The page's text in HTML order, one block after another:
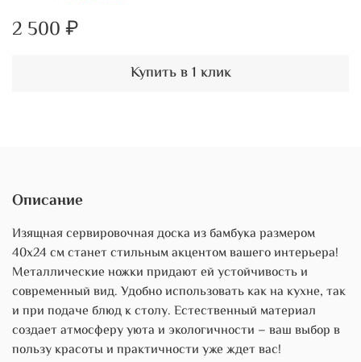
2 500 ₽
Купить в 1 клик
Описание
Изящная сервировочная доска из бамбука размером
40х24 см станет стильным акцентом вашего интерьера!
Металлические ножки придают ей устойчивость и
современный вид. Удобно использовать как на кухне, так
и при подаче блюд к столу. Естественный материал
создает атмосферу уюта и экологичности – ваш выбор в
пользу красоты и практичности уже ждет вас!